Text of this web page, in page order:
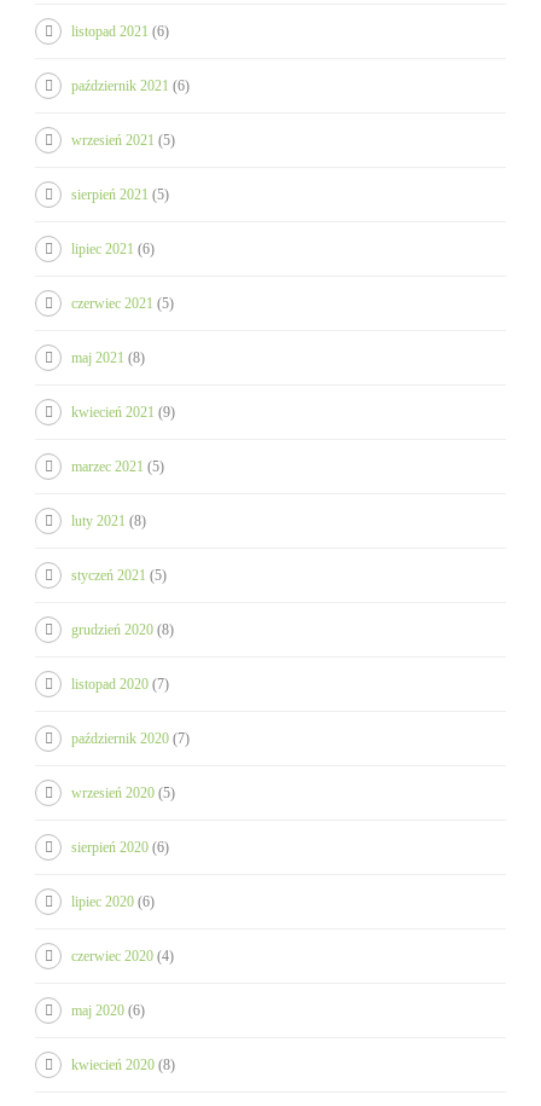
listopad 2021 (6)
październik 2021 (6)
wrzesień 2021 (5)
sierpień 2021 (5)
lipiec 2021 (6)
czerwiec 2021 (5)
maj 2021 (8)
kwiecień 2021 (9)
marzec 2021 (5)
luty 2021 (8)
styczeń 2021 (5)
grudzień 2020 (8)
listopad 2020 (7)
październik 2020 (7)
wrzesień 2020 (5)
sierpień 2020 (6)
lipiec 2020 (6)
czerwiec 2020 (4)
maj 2020 (6)
kwiecień 2020 (8)